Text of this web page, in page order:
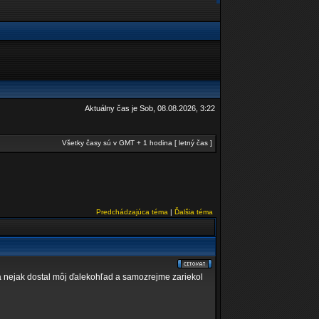
Aktuálny čas je Sob, 08.08.2026, 3:22
Všetky časy sú v GMT + 1 hodina [ letný čas ]
Predchádzajúca téma | Ďalšia téma
dostal môj ďalekohľad a samozrejme zariekol